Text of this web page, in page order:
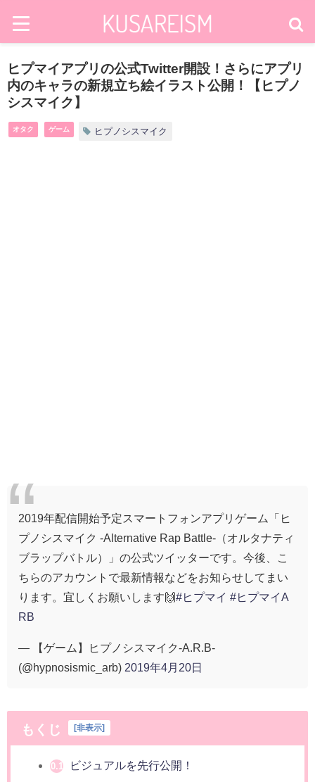
ヒプマイアプリの公式Twitter開設！さらにアプリ
内のキャラの新規立ち絵イラスト公開！【ヒプノ
シスマイク】
オタク ゲーム ヒプノシスマイク
2019年配信開始予定スマートフォンアプリゲーム「ヒ
プノシスマイク -Alternative Rap Battle-（オルタナティ
ブラップバトル）」の公式ツイッターです。今後、こ
ちらのアカウントで最新情報などをお知らせしてまい
ります。宜しくお願いします🙌#ヒプマイ #ヒプマイA
RB
— 【ゲーム】ヒプノシスマイク-A.R.B-
(@hypnosismic_arb) 2019年4月20日
もくじ 非表示
0.1 ビジュアルを先行公開！